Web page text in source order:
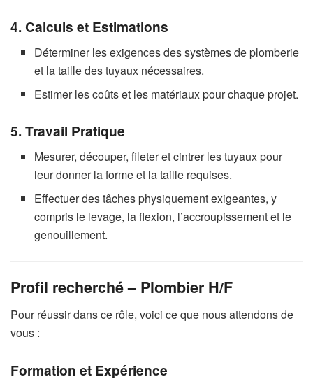
4. Calculs et Estimations
Déterminer les exigences des systèmes de plomberie
et la taille des tuyaux nécessaires.
Estimer les coûts et les matériaux pour chaque projet.
5. Travail Pratique
Mesurer, découper, fileter et cintrer les tuyaux pour
leur donner la forme et la taille requises.
Effectuer des tâches physiquement exigeantes, y
compris le levage, la flexion, l’accroupissement et le
genouillement.
Profil recherché – Plombier H/F
Pour réussir dans ce rôle, voici ce que nous attendons de
vous :
Formation et Expérience